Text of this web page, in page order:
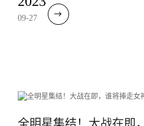
09-27